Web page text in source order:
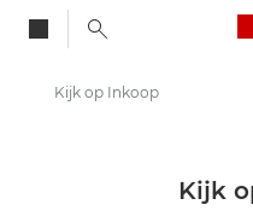
Oplossingen en services
Kijk op Inkoop
Kijk